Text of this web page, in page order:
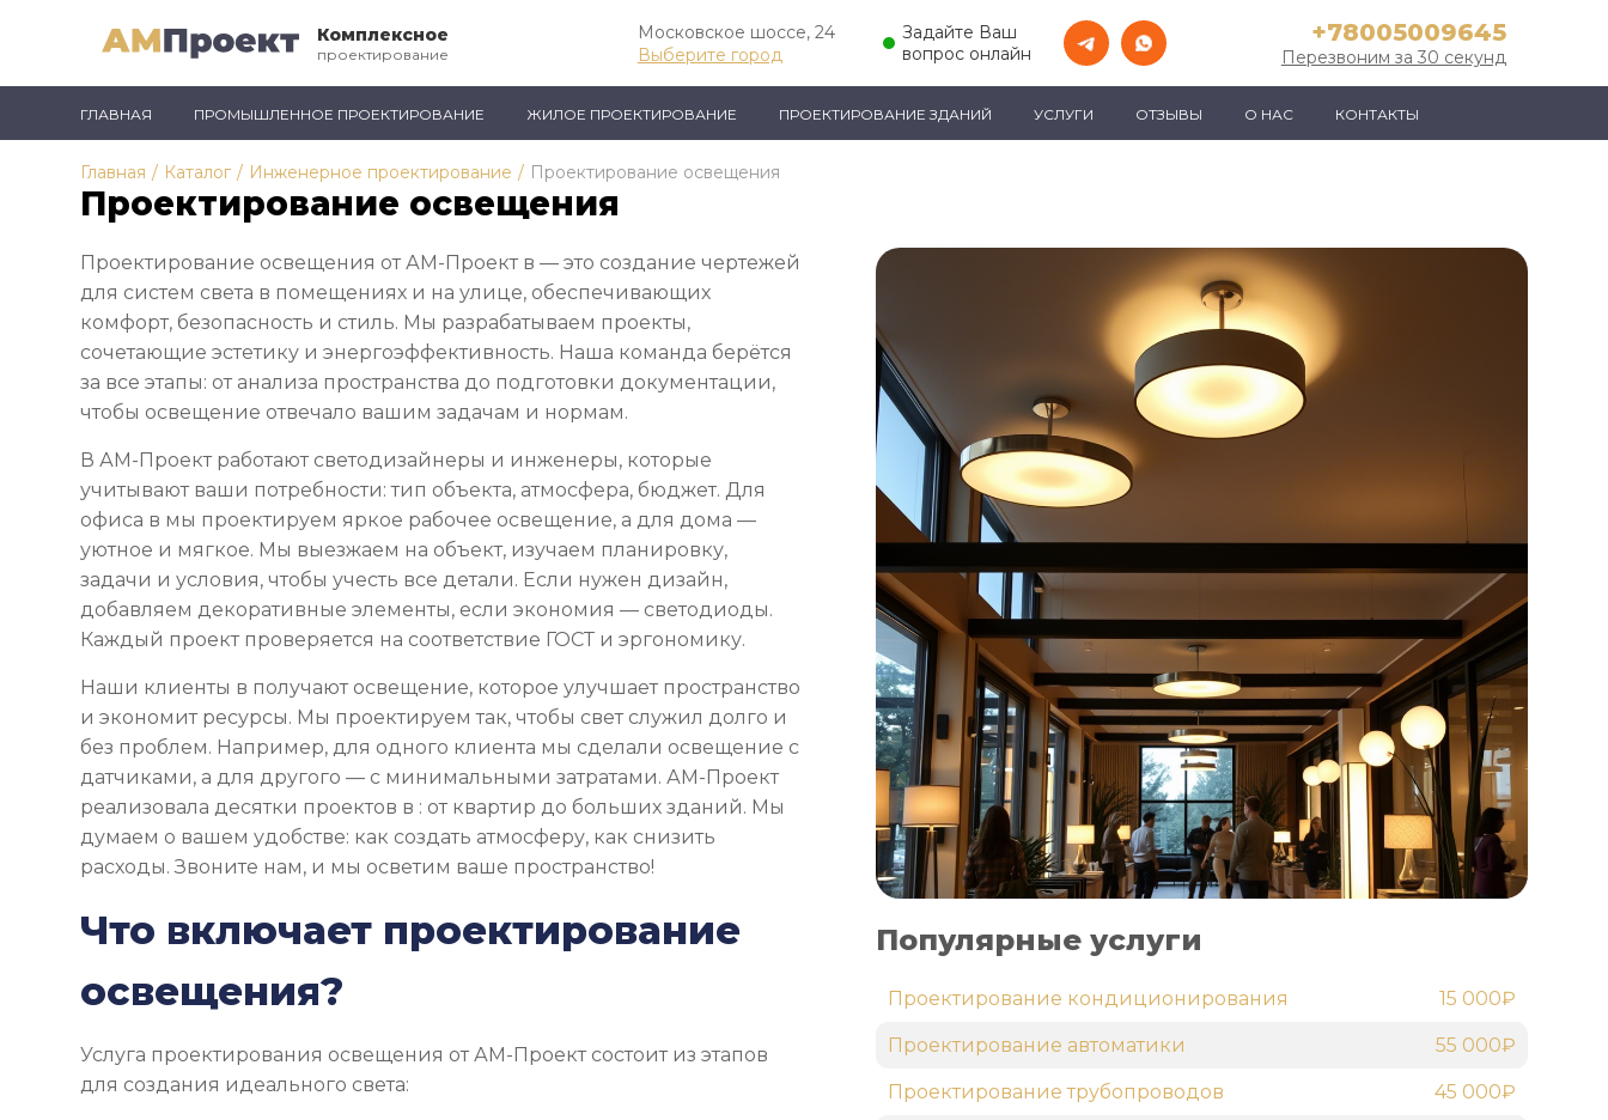
Комплексное
проектирование
Московское шоссе, 24
Выберите город
Задайте Ваш
вопрос онлайн
+78005009645
Перезвоним за 30 секунд
ГЛАВНАЯ ПРОМЫШЛЕННОЕ ПРОЕКТИРОВАНИЕ ЖИЛОЕ ПРОЕКТИРОВАНИЕ ПРОЕКТИРОВАНИЕ ЗДАНИЙ УСЛУГИ ОТЗЫВЫ О НАС КОНТАКТЫ
Главная / Каталог / Инженерное проектирование / Проектирование освещения
Проектирование освещения
Проектирование освещения от АМ-Проект в — это создание чертежей
для систем света в помещениях и на улице, обеспечивающих
комфорт, безопасность и стиль. Мы разрабатываем проекты,
сочетающие эстетику и энергоэффективность. Наша команда берётся
за все этапы: от анализа пространства до подготовки документации,
чтобы освещение отвечало вашим задачам и нормам.
В АМ-Проект работают светодизайнеры и инженеры, которые
учитывают ваши потребности: тип объекта, атмосфера, бюджет. Для
офиса в мы проектируем яркое рабочее освещение, а для дома —
уютное и мягкое. Мы выезжаем на объект, изучаем планировку,
задачи и условия, чтобы учесть все детали. Если нужен дизайн,
добавляем декоративные элементы, если экономия — светодиоды.
Каждый проект проверяется на соответствие ГОСТ и эргономику.
Наши клиенты в получают освещение, которое улучшает пространство
и экономит ресурсы. Мы проектируем так, чтобы свет служил долго и
без проблем. Например, для одного клиента мы сделали освещение с
датчиками, а для другого — с минимальными затратами. АМ-Проект
реализовала десятки проектов в : от квартир до больших зданий. Мы
думаем о вашем удобстве: как создать атмосферу, как снизить
расходы. Звоните нам, и мы осветим ваше пространство!
Что включает проектирование
освещения?
Услуга проектирования освещения от АМ-Проект состоит из этапов
для создания идеального света:
Популярные услуги
Проектирование кондиционирования 15 000₽
Проектирование автоматики 55 000₽
Проектирование трубопроводов 45 000₽